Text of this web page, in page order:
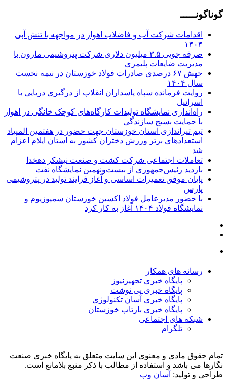
گوناگونـــــ
اقدامات شرکت آب و فاضلاب اهواز در مواجهه با تنش آبی
۱۴۰۴
صرفه جویی ۳.۵ میلیون دلاری شرکت پتروشیمی مارون با
مدیریت ضایعات پلیمری
جهش ۶۷ درصدی صادرات فولاد خوزستان در نیمه نخست
سال ۱۴۰۴
روایت فرمانده سپاه پاسداران انقلاب از درگیری دریایی با
اسرائیل
راه‌اندازی نمایشگاه تولیدات کارگاه‌های کوچک خانگی در اهواز
با حمایت بسیج سازندگی
تیم تیراندازی استان خوزستان جهت‌ حضور در هفتمین المپیاد
استعدادهای برتر ورزش دختران کشور به استان ایلام اعزام
شد
تعاملات اجتماعی شرکت کشت و صنعت نیشکر دهخدا
بازدید رئیس‌جمهوری از بیست‌ونهمین نمایشگاه نفت
پایان موفق تعمیرات اساسی و آغاز فرایند تولید در پتروشیمی
پارس
با حضور مدیرعامل فولاد اکسین خوزستان سمپوزیوم و
نمایشگاه فولاد ۱۴۰۴ آغاز به کار کرد
رسانه های همکار
پایگاه خبری تجهیزنیوز
پایگاه خبری پی نوشت
پایگاه خبری آسان تکنولوژی
پایگاه خبری بازتاب خوزستان
شبکه های اجتماعی
تلگرام
تمام حقوق مادی و معنوی این سایت متعلق به پایگاه خبری صنعت
نگارها می باشد و استفاده از مطالب با ذکر منبع بلامانع است.
طراحی و تولید: آسان وب